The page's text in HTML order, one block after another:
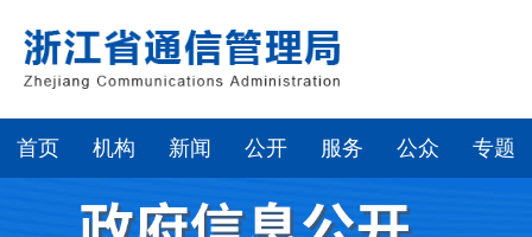
首页 机构 新闻 公开 服务 公众 专题